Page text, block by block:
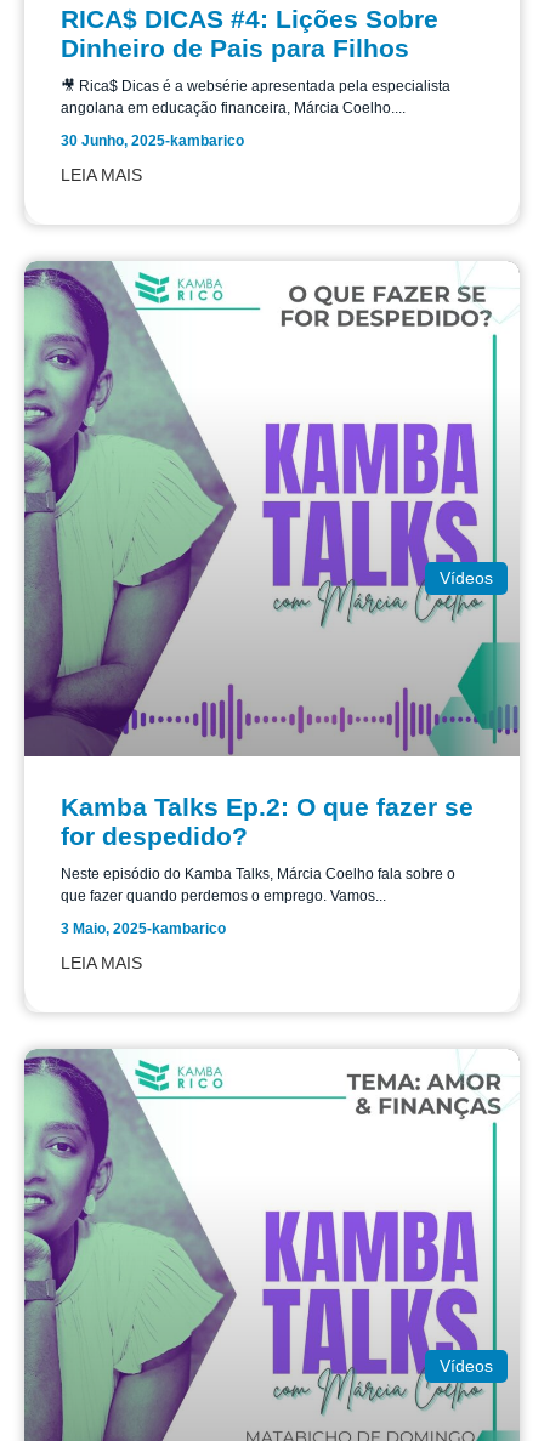
RICA$ DICAS #4: Lições Sobre
Dinheiro de Pais para Filhos
🎥 Rica$ Dicas é a websérie apresentada pela especialista
angolana em educação financeira, Márcia Coelho....
30 Junho, 2025-kambarico
LEIA MAIS
Vídeos
Kamba Talks Ep.2: O que fazer se
for despedido?
Neste episódio do Kamba Talks, Márcia Coelho fala sobre o
que fazer quando perdemos o emprego. Vamos...
3 Maio, 2025-kambarico
LEIA MAIS
Vídeos